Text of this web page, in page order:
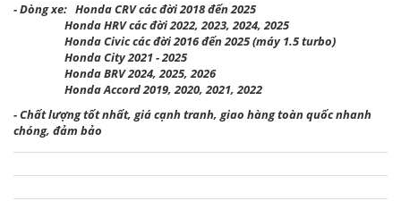
- Dòng xe: Honda CRV các đời 2018 đến 2025
Honda HRV các đời 2022, 2023, 2024, 2025
Honda Civic các đời 2016 đến 2025 (máy 1.5 turbo)
Honda City 2021 - 2025
Honda BRV 2024, 2025, 2026
Honda Accord 2019, 2020, 2021, 2022
- Chất lượng tốt nhất, giá cạnh tranh, giao hàng toàn quốc nhanh
chóng, đảm bảo